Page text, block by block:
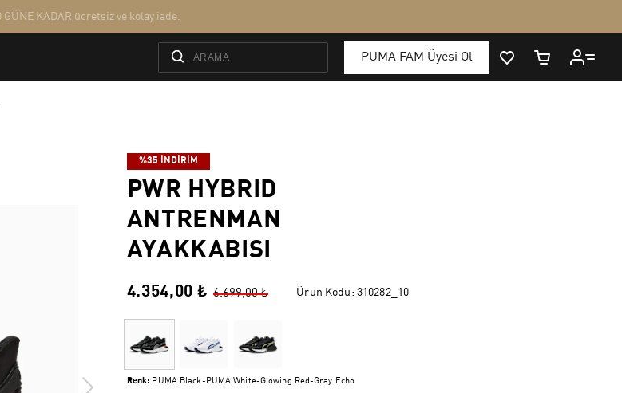
%35 İNDİRİM
PWR HYBRID
ANTRENMAN
AYAKKABISI
4.354,00 ₺ 6.699,00 ₺ Ürün Kodu: 310282_10
Renk: PUMA Black-PUMA White-Glowing Red-Gray Echo